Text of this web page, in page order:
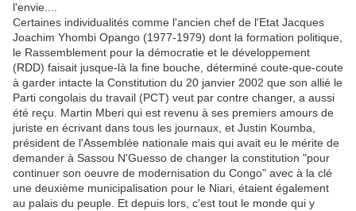
l'envie....
Certaines individualités comme l'ancien chef de l'Etat Jacques
Joachim Yhombi Opango (1977-1979) dont la formation politique,
le Rassemblement pour la démocratie et le développement
(RDD) faisait jusque-là la fine bouche, déterminé coute-que-coute
à garder intacte la Constitution du 20 janvier 2002 que son allié le
Parti congolais du travail (PCT) veut par contre changer, a aussi
été reçu. Martin Mberi qui est revenu à ses premiers amours de
juriste en écrivant dans tous les journaux, et Justin Koumba,
président de l'Assemblée nationale mais qui avait eu le mérite de
demander à Sassou N'Guesso de changer la constitution "pour
continuer son oeuvre de modernisation du Congo" avec à la clé
une deuxième municipalisation pour le Niari, étaient également
au palais du peuple. Et depuis lors, c'est tout le monde qui y